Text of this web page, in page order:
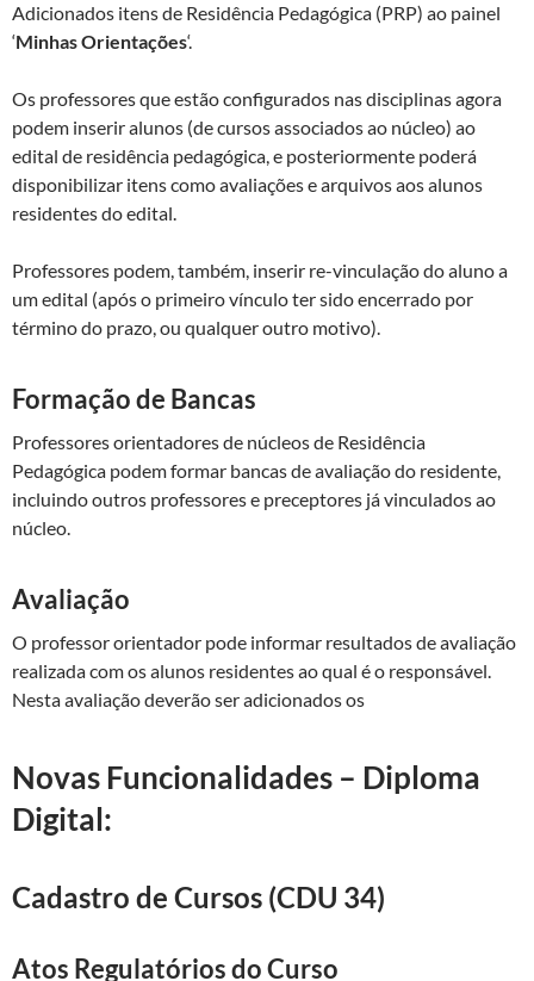
Adicionados itens de Residência Pedagógica (PRP) ao painel
‘Minhas Orientações‘.
Os professores que estão configurados nas disciplinas agora
podem inserir alunos (de cursos associados ao núcleo) ao
edital de residência pedagógica, e posteriormente poderá
disponibilizar itens como avaliações e arquivos aos alunos
residentes do edital.
Professores podem, também, inserir re-vinculação do aluno a
um edital (após o primeiro vínculo ter sido encerrado por
término do prazo, ou qualquer outro motivo).
Formação de Bancas
Professores orientadores de núcleos de Residência
Pedagógica podem formar bancas de avaliação do residente,
incluindo outros professores e preceptores já vinculados ao
núcleo.
Avaliação
O professor orientador pode informar resultados de avaliação
realizada com os alunos residentes ao qual é o responsável.
Nesta avaliação deverão ser adicionados os
Novas Funcionalidades – Diploma
Digital:
Cadastro de Cursos (CDU 34)
Atos Regulatórios do Curso